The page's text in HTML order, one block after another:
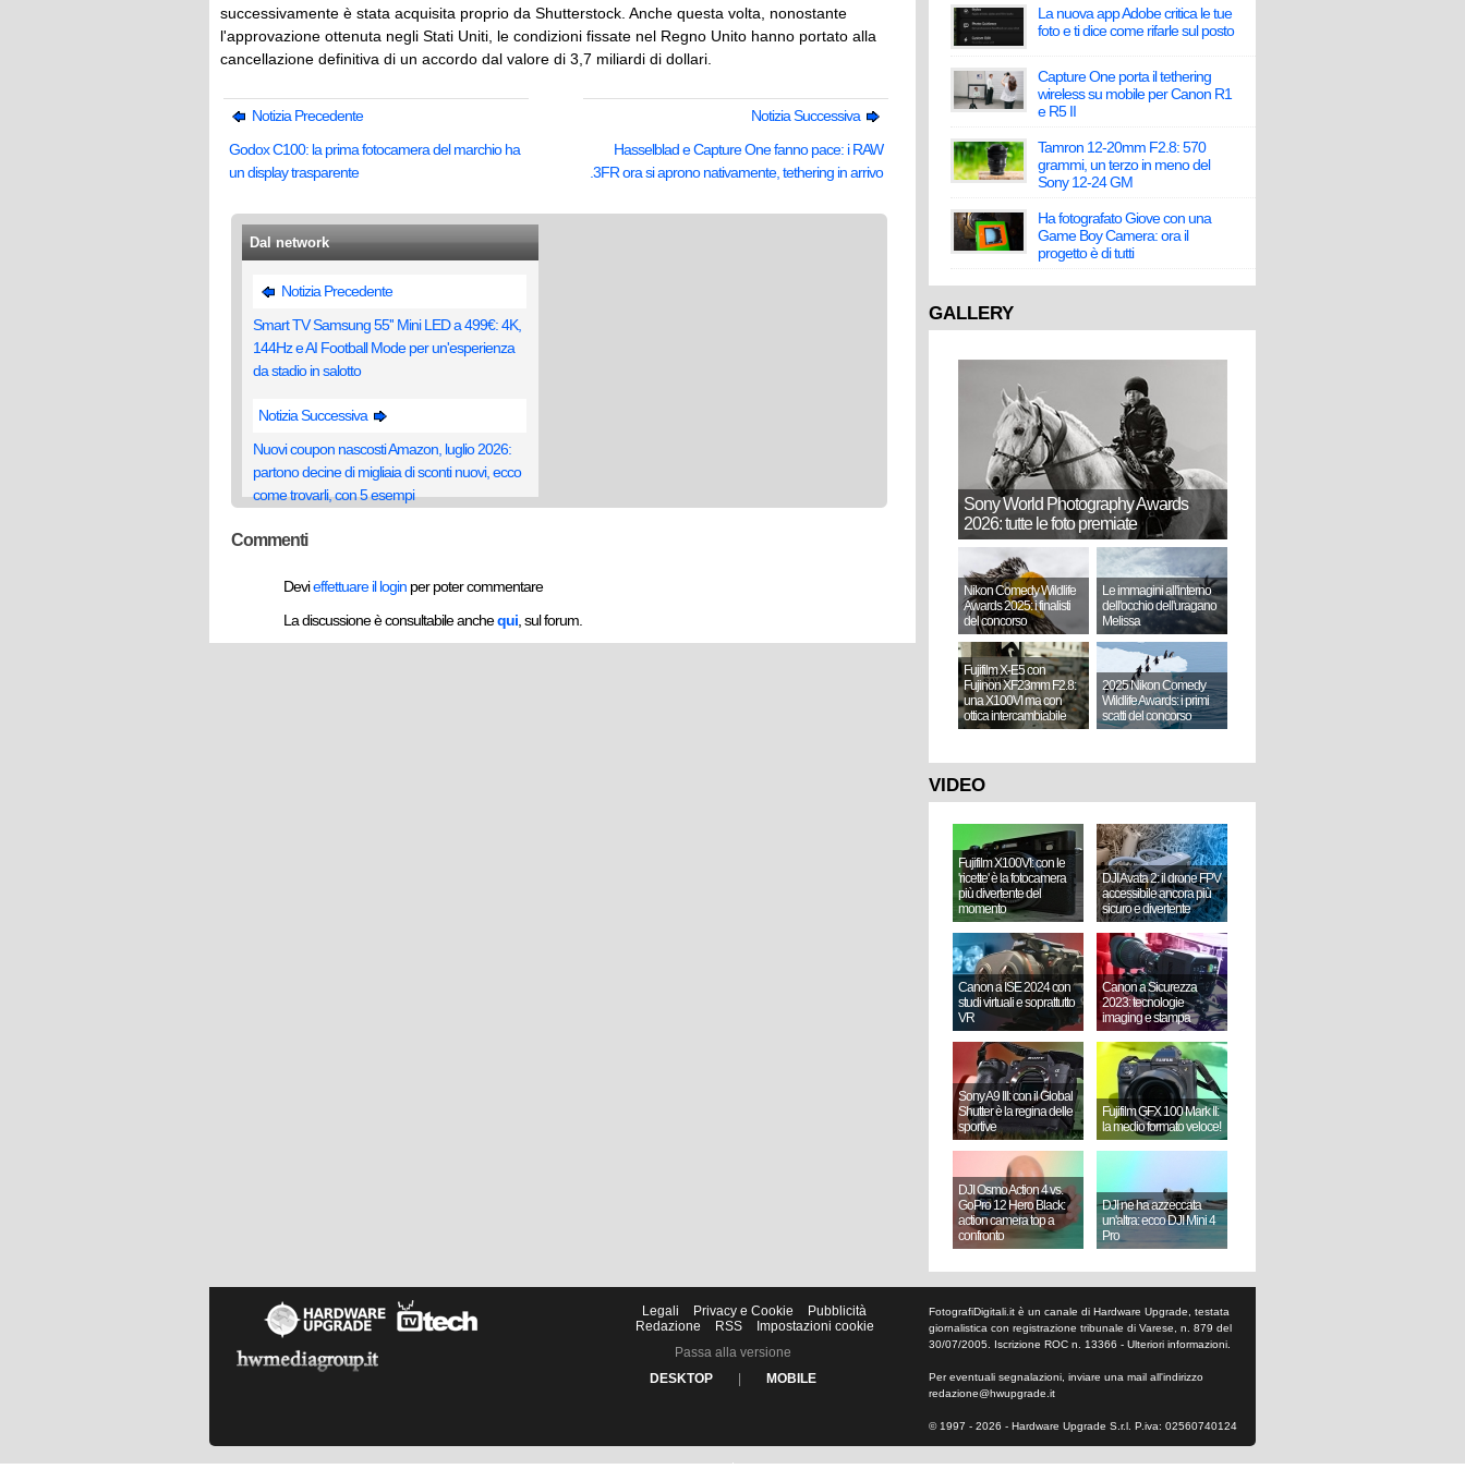
successivamente è stata acquisita proprio da Shutterstock. Anche questa volta, nonostante
l'approvazione ottenuta negli Stati Uniti, le condizioni fissate nel Regno Unito hanno portato alla
cancellazione definitiva di un accordo dal valore di 3,7 miliardi di dollari.
Notizia Precedente
Godox C100: la prima fotocamera del marchio ha
un display trasparente
Notizia Successiva
Hasselblad e Capture One fanno pace: i RAW
.3FR ora si aprono nativamente, tethering in arrivo
Dal network
Notizia Precedente
Smart TV Samsung 55'' Mini LED a 499€: 4K,
144Hz e AI Football Mode per un'esperienza
da stadio in salotto
Notizia Successiva
Nuovi coupon nascosti Amazon, luglio 2026:
partono decine di migliaia di sconti nuovi, ecco
come trovarli, con 5 esempi
Commenti
Devieffettuare il login per poter commentare
La discussione è consultabile anchequi , sul forum.
La nuova app Adobe critica le tue
foto e ti dice come rifarle sul posto
Capture One porta il tethering
wireless su mobile per Canon R1
e R5 II
Tamron 12-20mm F2.8: 570
grammi, un terzo in meno del
Sony 12-24 GM
Ha fotografato Giove con una
Game Boy Camera: ora il
progetto è di tutti
GALLERY
Sony World Photography Awards
2026: tutte le foto premiate
Nikon Comedy Wildlife
Awards 2025: i finalisti
del concorso
Le immagini all'interno
dell'occhio dell'uragano
Melissa
Fujifilm X-E5 con
Fujinon XF23mm F2.8:
una X100VI ma con
ottica intercambiabile
2025 Nikon Comedy
Wildlife Awards: i primi
scatti del concorso
VIDEO
Fujifilm X100VI: con le
'ricette' è la fotocamera
più divertente del
momento
DJI Avata 2: il drone FPV
accessibile ancora più
sicuro e divertente
Canon a ISE 2024 con
studi virtuali e soprattutto
VR
Canon a Sicurezza
2023: tecnologie
imaging e stampa
Sony A9 III: con il Global
Shutter è la regina delle
sportive
Fujifilm GFX 100 Mark II:
la medio formato veloce!
DJI Osmo Action 4 vs.
GoPro 12 Hero Black:
action camera top a
confronto
DJI ne ha azzeccata
un'altra: ecco DJI Mini 4
Pro
Legali Privacy e Cookie
Pubblicità
Redazione
RSS
Impostazioni cookie
Passa alla versione
DESKTOP
MOBILE
FotografiDigitali.it è un canale di Hardware Upgrade, testata
giornalistica con registrazione tribunale di Varese, n. 879 del
30/07/2005. Iscrizione ROC n. 13366 - Ulteriori informazioni
Per eventuali segnalazioni, inviare una mail all'indirizzo
redazione@hwupgrade.it
© 1997 - 2026 - Hardware Upgrade S.r.l. P.iva: 02560740124